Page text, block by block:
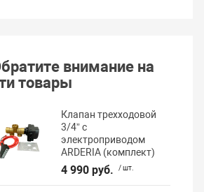
внимание на
товары
Клапан трехходовой
3/4” с
электроприводом
ARDERIA (комплект)
4 990 руб. / шт.